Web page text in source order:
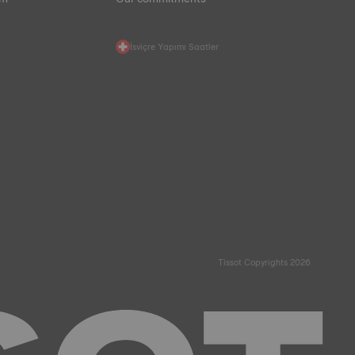
İsviçre Yapımı Saatler
Tissot Copyrights 2026